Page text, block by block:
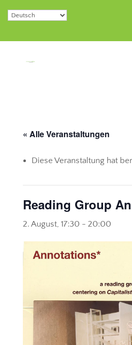
« Alle Veranstaltungen
Diese Veranstaltung hat
Reading Group
2. August, 17:30 - 20:00